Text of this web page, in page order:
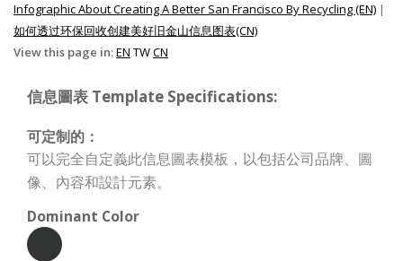
Infographic About Creating A Better San Francisco By Recycling (EN) |
如何透过环保回收创建美好旧金山信息图表(CN)
View this page in:EN TWCN
信息圖表 Template Specifications:
可定制的：
可以完全自定義此信息圖表模板，以包括公司品牌、圖
像、內容和設計元素。
Dominant Color